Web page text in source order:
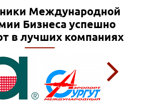
Международной
Бизнеса успешно
в лучших компаниях